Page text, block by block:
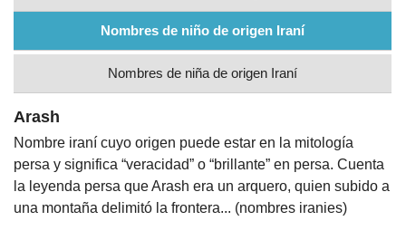
Nombres de niño de origen Iraní
Nombres de niña de origen Iraní
Arash
Nombre iraní cuyo origen puede estar en la mitología
persa y significa “veracidad” o “brillante” en persa. Cuenta
la leyenda persa que Arash era un arquero, quien subido a
una montaña delimitó la frontera... (nombres iranies)